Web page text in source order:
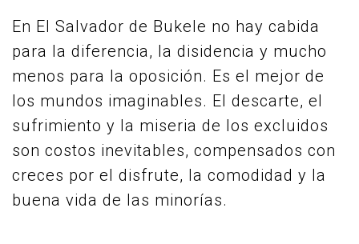
En El Salvador de Bukele no hay cabida
para la diferencia, la disidencia y mucho
menos para la oposición. Es el mejor de
los mundos imaginables. El descarte, el
sufrimiento y la miseria de los excluidos
son costos inevitables, compensados con
creces por el disfrute, la comodidad y la
buena vida de las minorías.